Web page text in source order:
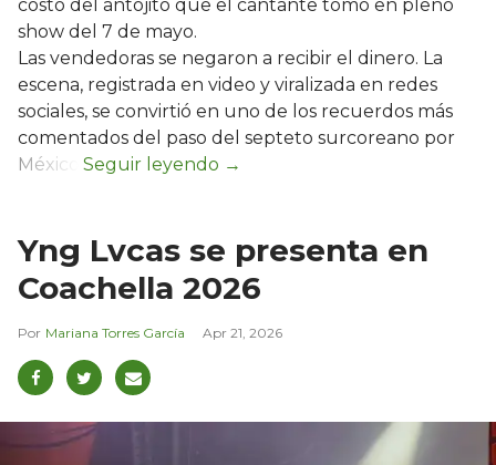
costo del antojito que el cantante tomó en pleno
show del 7 de mayo.
Las vendedoras se negaron a recibir el dinero. La
escena, registrada en video y viralizada en redes
sociales, se convirtió en uno de los recuerdos más
comentados del paso del septeto surcoreano por
México.
Yng Lvcas se presenta en
Coachella 2026
Mariana Torres García Apr 21, 2026